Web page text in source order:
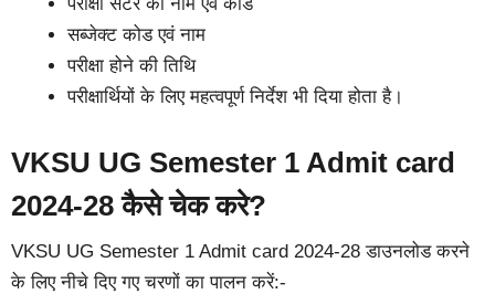
परीक्षा सेंटर का नाम एवं कोड
सब्जेक्ट कोड एवं नाम
परीक्षा होने की तिथि
परीक्षार्थियों के लिए महत्वपूर्ण निर्देश भी दिया होता है।
VKSU UG Semester 1 Admit card
2024-28 कैसे चेक करे?
VKSU UG Semester 1 Admit card 2024-28 डाउनलोड करने
के लिए नीचे दिए गए चरणों का पालन करें:-